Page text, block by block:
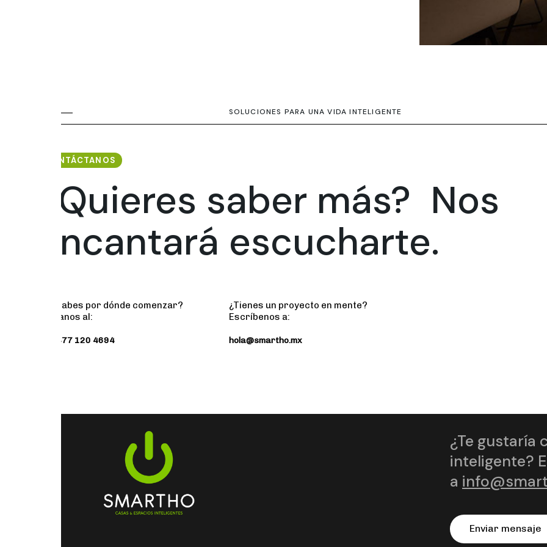
SOLUCIONES PARA UNA VIDA INTELIGENTE
CONTÁCTANOS
¿Quieres saber más? Nos
encantará escucharte.
¿No sabes por dónde comenzar?
Llámanos al:
+52 477 120 4694
¿Tienes un proyecto en mente?
Escríbenos a:
hola@smartho.mx
¿Te gustaría
inteligente?
a
Enviar mensaje